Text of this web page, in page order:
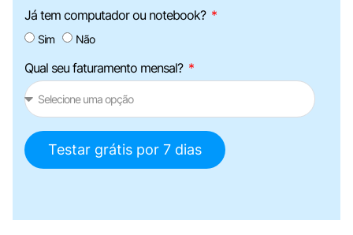
Já tem computador ou notebook?
Sim Não
Qual seu faturamento mensal?
Testar grátis por 7 dias